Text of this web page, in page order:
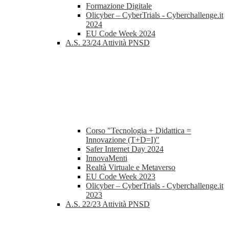
Formazione Digitale
Olicyber – CyberTrials - Cyberchallenge.it
2024
EU Code Week 2024
A.S. 23/24 Attività PNSD
Corso "Tecnologia + Didattica =
Innovazione (T+D=I)"
Safer Internet Day 2024
InnovaMenti
Realtà Virtuale e Metaverso
EU Code Week 2023
Olicyber – CyberTrials - Cyberchallenge.it
2023
A.S. 22/23 Attività PNSD